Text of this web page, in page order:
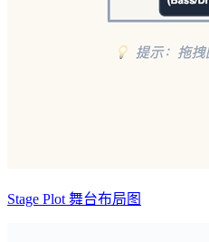
Stage Plot 舞台布局图